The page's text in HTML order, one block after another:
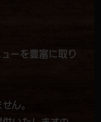
ーを豊富に取り
ん。